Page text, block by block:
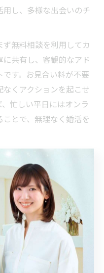
し、多様な出会いのチ
無料相談を利用してカ
共有し、客観的なアド
す。お見合い料が不要
くアクションを起こせ
忙しい平日にはオンラ
とで、無理なく婚活を
半の女性でも自分のペ
ートナー探しを前向き
や結婚観を整理してお
抑え、効率的な婚活が
のポイント総まとめ
らではの視点で重視す